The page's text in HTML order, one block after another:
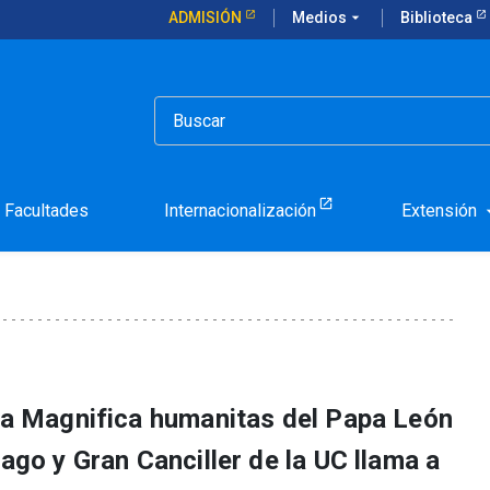
ADMISIÓN Medios arrow_drop_down Biblioteca
Facultades Internacionalización Extensión
Chomali:
Magnifica humanitas del Papa León
y Gran Canciller de la UC llama a